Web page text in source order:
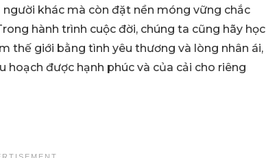
khác mà còn đặt nền móng vững chắc
hành trình cuộc đời, chúng ta cũng hãy học
thế giới bằng tình yêu thương và lòng nhân ái,
được hạnh phúc và của cải cho riêng